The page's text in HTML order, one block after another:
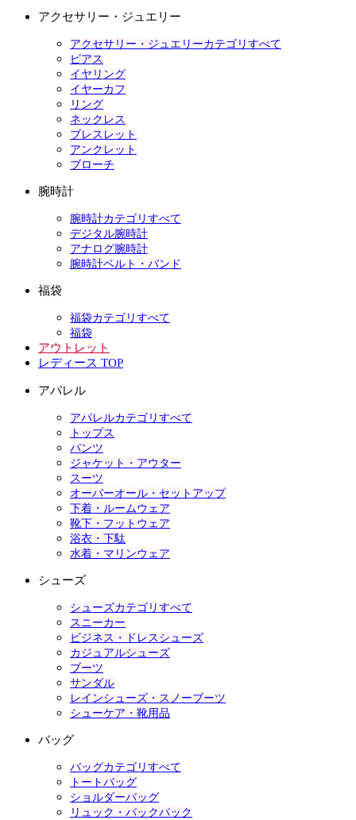
アクセサリー・ジュエリー
アクセサリー・ジュエリーカテゴリすべて
ピアス
イヤリング
イヤーカフ
リング
ネックレス
ブレスレット
アンクレット
ブローチ
腕時計
腕時計カテゴリすべて
デジタル腕時計
アナログ腕時計
腕時計ベルト・バンド
福袋
福袋カテゴリすべて
福袋
アウトレット
レディース TOP
アパレル
アパレルカテゴリすべて
トップス
パンツ
ジャケット・アウター
スーツ
オーバーオール・セットアップ
下着・ルームウェア
靴下・フットウェア
浴衣・下駄
水着・マリンウェア
シューズ
シューズカテゴリすべて
スニーカー
ビジネス・ドレスシューズ
カジュアルシューズ
ブーツ
サンダル
レインシューズ・スノーブーツ
シューケア・靴用品
バッグ
バッグカテゴリすべて
トートバッグ
ショルダーバッグ
リュック・バックパック